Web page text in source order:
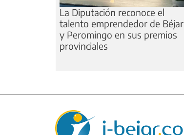
La Diputación reconoce el
talento emprendedor de Béjar
y Peromingo en sus premios
provinciales